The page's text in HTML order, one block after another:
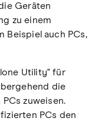
Geräten
zu einem
Beispiel auch PCs,
Utility" für
die
zuweisen.
PCs den